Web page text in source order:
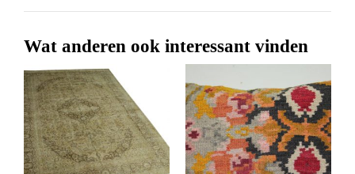
Wat anderen ook interessant vinden